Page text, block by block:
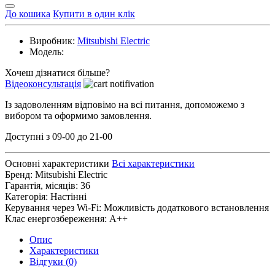
До кошика Купити в один клік
Виробник: Mitsubishi Electric
Модель:
Хочеш дізнатися більше?
Відеоконсультація
Із задоволенням відповімо на всі питання, допоможемо з
вибором та оформимо замовлення.
Доступні з 09-00 до 21-00
Основні характеристики Всі характеристики
Бренд: Mitsubishi Electric
Гарантія, місяців: 36
Категорія: Настінні
Керування через Wi-Fi: Можливість додаткового встановлення
Клас енергозбереження: А++
Опис
Характеристики
Відгуки (0)